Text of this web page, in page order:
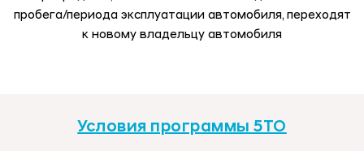
пробега/периода эксплуатации автомобиля, переходят
к новому владельцу автомобиля
Условия программы 5ТО